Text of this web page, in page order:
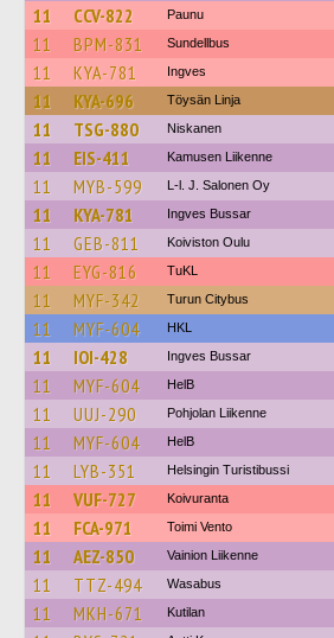
11 CCV-822 Paunu
11 BPM-831 Sundellbus
11 KYA-781 Ingves
11 KYA-696 Töysän Linja
11 TSG-880 Niskanen
11 EIS-411 Kamusen Liikenne
11 MYB-599 L-l. J. Salonen Oy
11 KYA-781 Ingves Bussar
11 GEB-811 Koiviston Oulu
11 EYG-816 TuKL
11 MYF-342 Turun Citybus
11 MYF-604 HKL
11 IOI-428 Ingves Bussar
11 MYF-604 HelB
11 UUJ-290 Pohjolan Liikenne
11 MYF-604 HelB
11 LYB-351 Helsingin Turistibussi
11 VUF-727 Koivuranta
11 FCA-971 Toimi Vento
11 AEZ-850 Vainion Liikenne
11 TTZ-494 Wasabus
11 MKH-671 Kutilan